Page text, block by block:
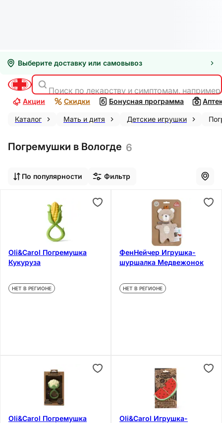
Выберите доставку или самовывоз
Поиск по лекарству и симптомам,
Акции Скидки Бонусная программа
Каталог Мать и дитя Детские игрушки
Погремушки в Вологде 6
По популярности Фильтр
Oli&Carol Погремушка
Кукуруза
НЕТ В РЕГИОНЕ
ФенНейчер Игрушка-
шуршалка Медвежонок
НЕТ В РЕГИОНЕ
Oli&Carol Погремушка
Oli&Carol Игрушка-